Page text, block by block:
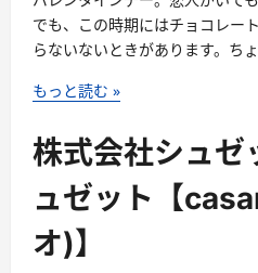
デ
ー、
ネ
ッ
シ
ョ
プ・
お
ス
でも、この時期にはチョコレー
らないないときがあります。ち
バ
ン
タ
イ
ン
デ
もっと読む »
株式会社シュゼ
ュゼット【
オ)】